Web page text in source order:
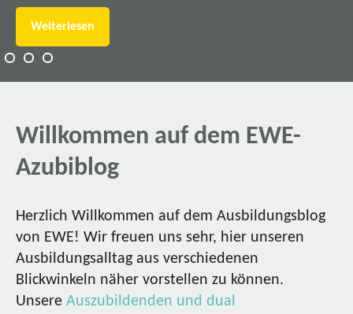
Weiterlesen
Willkommen auf dem EWE-
Azubiblog
Herzlich Willkommen auf dem Ausbildungsblog
von EWE! Wir freuen uns sehr, hier unseren
Ausbildungsalltag aus verschiedenen
Blickwinkeln näher vorstellen zu können.
Unsere Auszubildenden und dual